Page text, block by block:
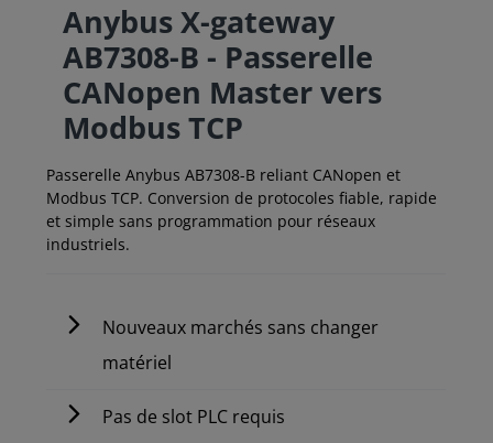
Anybus X-gateway
AB7308-B - Passerelle
CANopen Master vers
Modbus TCP
Passerelle Anybus AB7308-B reliant CANopen et
Modbus TCP. Conversion de protocoles fiable, rapide
et simple sans programmation pour réseaux
industriels.
Nouveaux marchés sans changer
matériel
Pas de slot PLC requis